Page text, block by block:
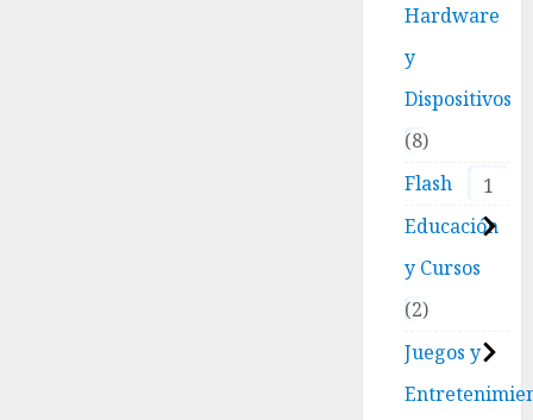
Hardware
y
Dispositivos
8
Flash
1
Educación
y Cursos
2
Juegos y